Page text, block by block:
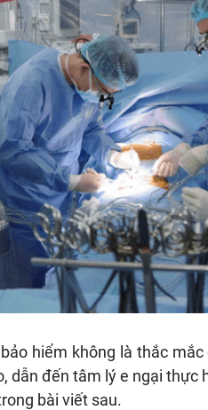
hiểm không là thắc
dẫn đến tâm lý e ngại thực
bài viết sau.